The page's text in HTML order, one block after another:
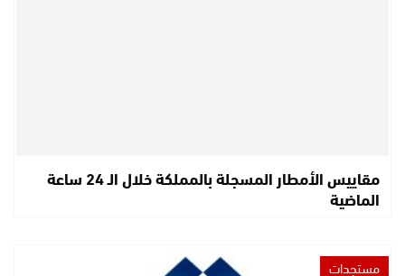
مقاييس الأمطار المسجلة بالمملكة خلال الـ 24 ساعة
الماضية
مستجدات